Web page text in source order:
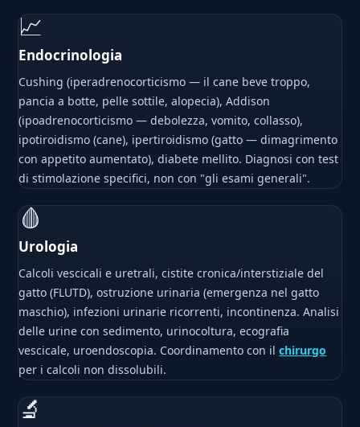
📈
Endocrinologia
Cushing (iperadrenocorticismo — il cane beve troppo,
pancia a botte, pelle sottile, alopecia), Addison
(ipoadrenocorticismo — debolezza, vomito, collasso),
ipotiroidismo (cane), ipertiroidismo (gatto — dimagrimento
con appetito aumentato), diabete mellito. Diagnosi con test
di stimolazione specifici, non con "gli esami generali".
🩸
Urologia
Calcoli vescicali e uretrali, cistite cronica/interstiziale del
gatto (FLUTD), ostruzione urinaria (emergenza nel gatto
maschio), infezioni urinarie ricorrenti, incontinenza. Analisi
delle urine con sedimento, urinocoltura, ecografia
vescicale, uroendoscopia. Coordinamento con ilchirurgo
per i calcoli non dissolubili.
🔬